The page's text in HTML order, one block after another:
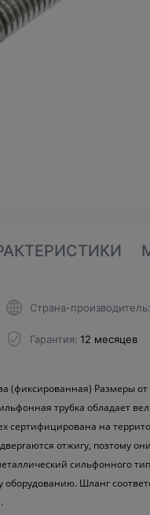
Страна-производитель
Гарантия 12 месяцев
(фиксированная) Размеры
трубка обладает
сертифицирована на
отжигу, поэтому
сильфонного
оборудованию. Шланг